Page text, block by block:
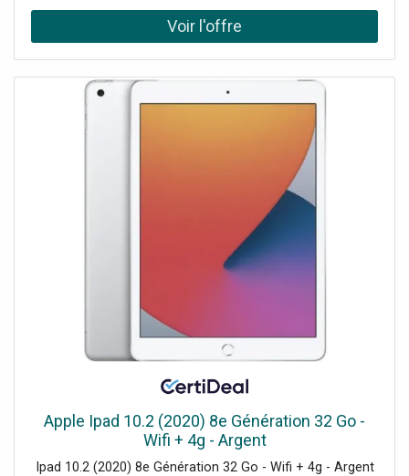
Apple Ipad 10.2 (2020) 8e Génération 32 Go -
Wifi + 4g - Argent
Ipad 10.2 (2020) 8e Génération 32 Go - Wifi + 4g - Argent